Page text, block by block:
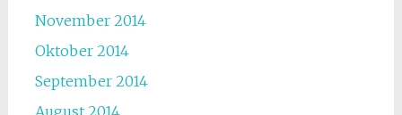
November 2014
Oktober 2014
September 2014
August 2014